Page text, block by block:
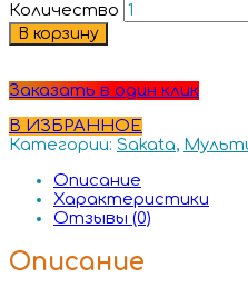
Количество
В корзину
Заказать в один клик
В ИЗБРАННОЕ
Категории: Sakata,
Описание
Характеристики
Отзывы (0)
Описание